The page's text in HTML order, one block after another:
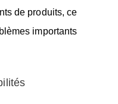
de produits, ce
importants